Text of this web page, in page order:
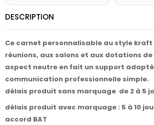
DESCRIPTION
Ce carnet personnalisable au style
réunions, aux salons et aux dotations de
aspect neutre en fait un support
communication professionnelle simple.
délais produit sans marquage de 2 à 5
délais produit avec marquage : 5 à 10
accord BAT